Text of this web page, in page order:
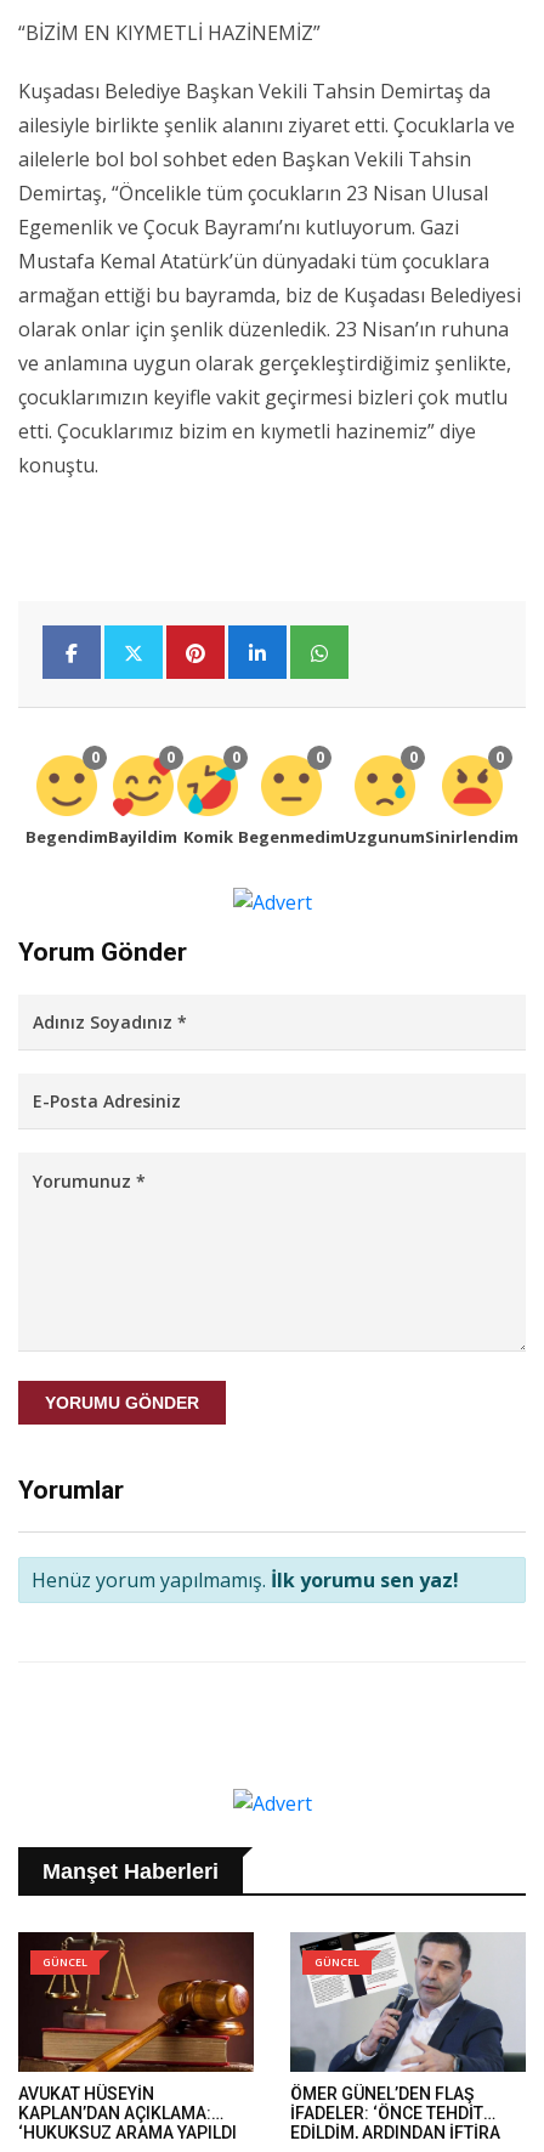
“BİZİM EN KIYMETLİ HAZİNEMİZ”
Kuşadası Belediye Başkan Vekili Tahsin Demirtaş da
ailesiyle birlikte şenlik alanını ziyaret etti. Çocuklarla ve
ailelerle bol bol sohbet eden Başkan Vekili Tahsin
Demirtaş, “Öncelikle tüm çocukların 23 Nisan Ulusal
Egemenlik ve Çocuk Bayramı’nı kutluyorum. Gazi
Mustafa Kemal Atatürk’ün dünyadaki tüm çocuklara
armağan ettiği bu bayramda, biz de Kuşadası Belediyesi
olarak onlar için şenlik düzenledik. 23 Nisan’ın ruhuna
ve anlamına uygun olarak gerçekleştirdiğimiz şenlikte,
çocuklarımızın keyifle vakit geçirmesi bizleri çok mutlu
etti. Çocuklarımız bizim en kıymetli hazinemiz” diye
konuştu.
0
Begendim
0
Bayildim
0
Komik
0
Begenmedim
0
Uzgunum
0
Sinirlendim
Yorum Gönder
YORUMU GÖNDER
Yorumlar
Henüz yorum yapılmamış. İlk yorumu sen yaz!
Manşet Haberleri
GÜNCEL
AVUKAT HÜSEYİN
KAPLAN’DAN AÇIKLAMA:
‘HUKUKSUZ ARAMA YAPILDI
GÜNCEL
ÖMER GÜNEL’DEN FLAŞ
İFADELER: ‘ÖNCE TEHDİT
EDİLDİM, ARDINDAN İFTİRA